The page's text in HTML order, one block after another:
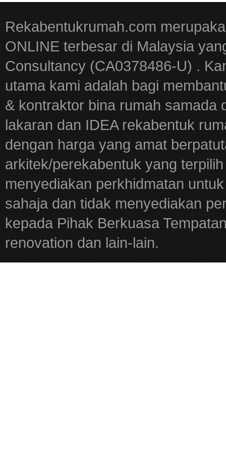
Rekabentukrumah.com
ONLINE terbesar di Malaysia
Consultancy (CA0378486-U) .
utama kami adalah bagi
& kontraktor bina rumah samada
lakaran dan IDEA rekabentuk
dengan harga yang amat
arkitek/perekabentuk yang
menyediakan perkhidmatan
sahaja dan tidak menyediakan
kepada Pihak Berkuasa
renovation dan lain-lain.